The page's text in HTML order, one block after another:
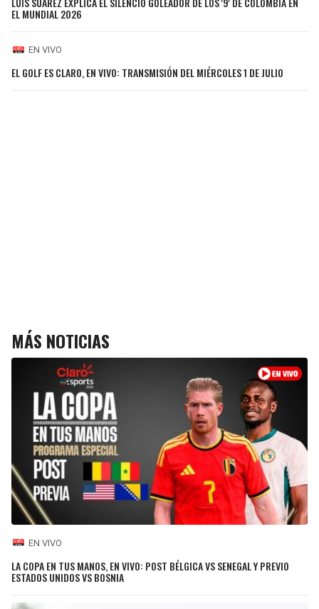
EL MUNDIAL 2026
EN VIVO
EL GOLF ES CLARO, EN VIVO: TRANSMISIÓN DEL MIÉRCOLES 1 DE JULIO
MÁS NOTICIAS
EN VIVO
LA COPA EN TUS MANOS, EN VIVO: POST BÉLGICA VS SENEGAL Y PREVIO
ESTADOS UNIDOS VS BOSNIA